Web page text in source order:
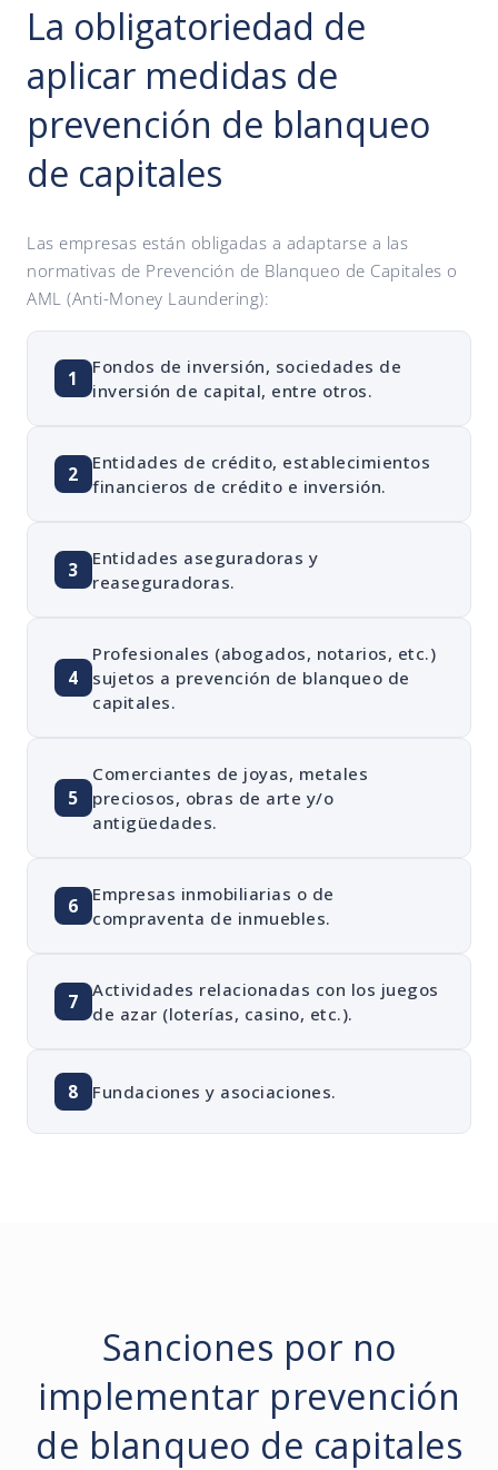
La obligatoriedad de
aplicar medidas de
prevención de blanqueo
de capitales
Las empresas están obligadas a adaptarse a las
normativas de Prevención de Blanqueo de Capitales o
AML (Anti-Money Laundering):
1
Fondos de inversión, sociedades de
inversión de capital, entre otros.
2
Entidades de crédito, establecimientos
financieros de crédito e inversión.
3
Entidades aseguradoras y
reaseguradoras.
4
Profesionales (abogados, notarios, etc.)
sujetos a prevención de blanqueo de
capitales.
5
Comerciantes de joyas, metales
preciosos, obras de arte y/o
antigüedades.
6
Empresas inmobiliarias o de
compraventa de inmuebles.
7
Actividades relacionadas con los juegos
de azar (loterías, casino, etc.).
8 Fundaciones y asociaciones.
Sanciones por no
implementar prevención
de blanqueo de capitales